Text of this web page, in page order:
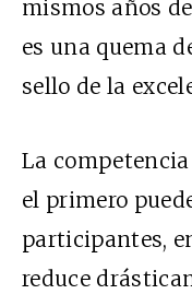
mismos años
es una quema
sello de la
La
el primero
participantes,
reduce